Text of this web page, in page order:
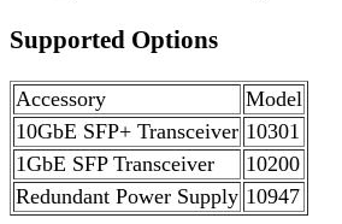
Supported Options
Accessory
Model
10GbE SFP+ Transceiver 10301
1GbE SFP Transceiver
10200
Redundant Power Supply 10947